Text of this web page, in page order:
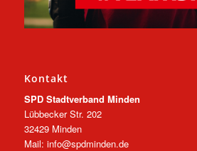
Kontakt
SPD Stadtverband Minden
Lübbecker Str. 202
32429 Minden
Mail: info@spdminden.de